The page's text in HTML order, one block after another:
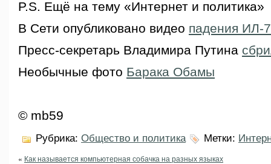
P.S. Ещё на тему «Интернет и политика»
В Сети опубликовано видео падения ИЛ-
Пресс-секретарь Владимира Путина
Необычные фото Барака Обамы
© mb59
Рубрика: Общество и политика Метки:
« Как называется компьютерная собачка на разных языках